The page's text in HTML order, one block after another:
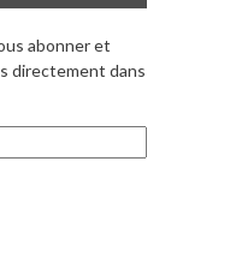
abonner et
directement dans